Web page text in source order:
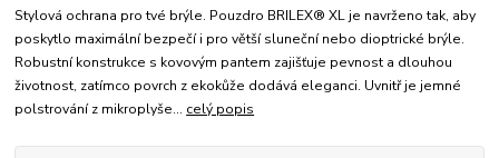
Stylová ochrana pro tvé brýle. Pouzdro BRILEX® XL je navrženo tak, aby
poskytlo maximální bezpečí i pro větší sluneční nebo dioptrické brýle.
Robustní konstrukce s kovovým pantem zajišťuje pevnost a dlouhou
životnost, zatímco povrch z ekokůže dodává eleganci. Uvnitř je jemné
polstrování z mikroplyše... celý popis